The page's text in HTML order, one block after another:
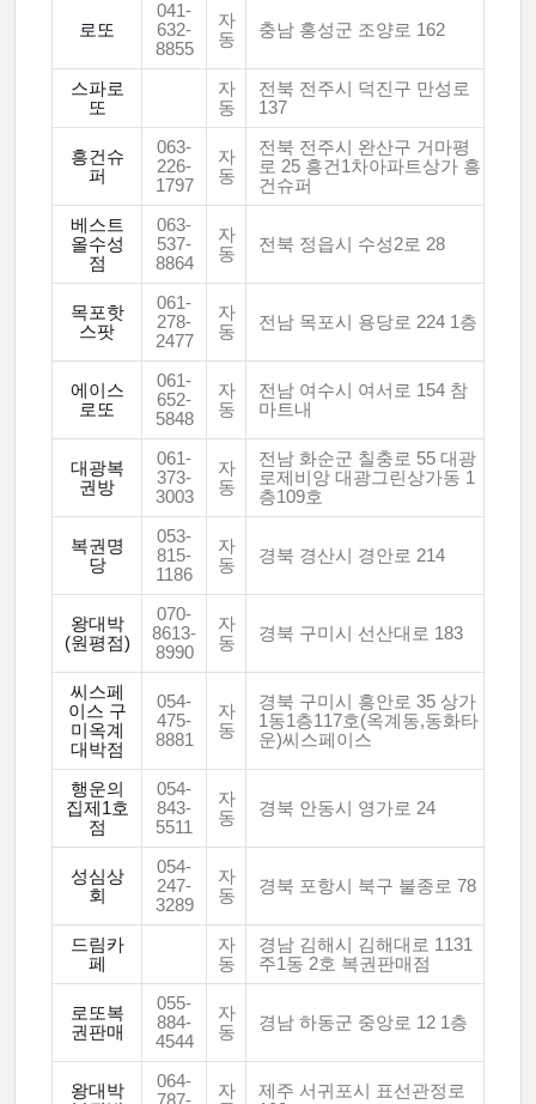
로또
041-
632-
8855
자
동
충남 홍성군 조양로 162
스파로
또
자
동
전북 전주시 덕진구 만성로
137
흥건슈
퍼
063-
226-
1797
자
동
전북 전주시 완산구 거마평
로 25 흥건1차아파트상가 흥
건슈퍼
베스트
올수성
점
063-
537-
8864
자
동
전북 정읍시 수성2로 28
목포핫
스팟
061-
278-
2477
자
동
전남 목포시 용당로 224 1층
에이스
로또
061-
652-
5848
자
동
전남 여수시 여서로 154 참
마트내
대광복
권방
061-
373-
3003
자
동
전남 화순군 칠충로 55 대광
로제비앙 대광그린상가동 1
층109호
복권명
당
053-
815-
1186
자
동
경북 경산시 경안로 214
왕대박
(원평점)
070-
8613-
8990
자
동
경북 구미시 선산대로 183
씨스페
이스 구
미옥계
대박점
054-
475-
8881
자
동
경북 구미시 흥안로 35 상가
1동1층117호(옥계동,동화타
운)씨스페이스
행운의
집제1호
점
054-
843-
5511
자
동
경북 안동시 영가로 24
성심상
회
054-
247-
3289
자
동
경북 포항시 북구 불종로 78
드림카
페
자
동
경남 김해시 김해대로 1131
주1동 2호 복권판매점
로또복
권판매
055-
884-
4544
자
동
경남 하동군 중앙로 12 1층
왕대박
064-
자
제주 서귀포시 표선관정로